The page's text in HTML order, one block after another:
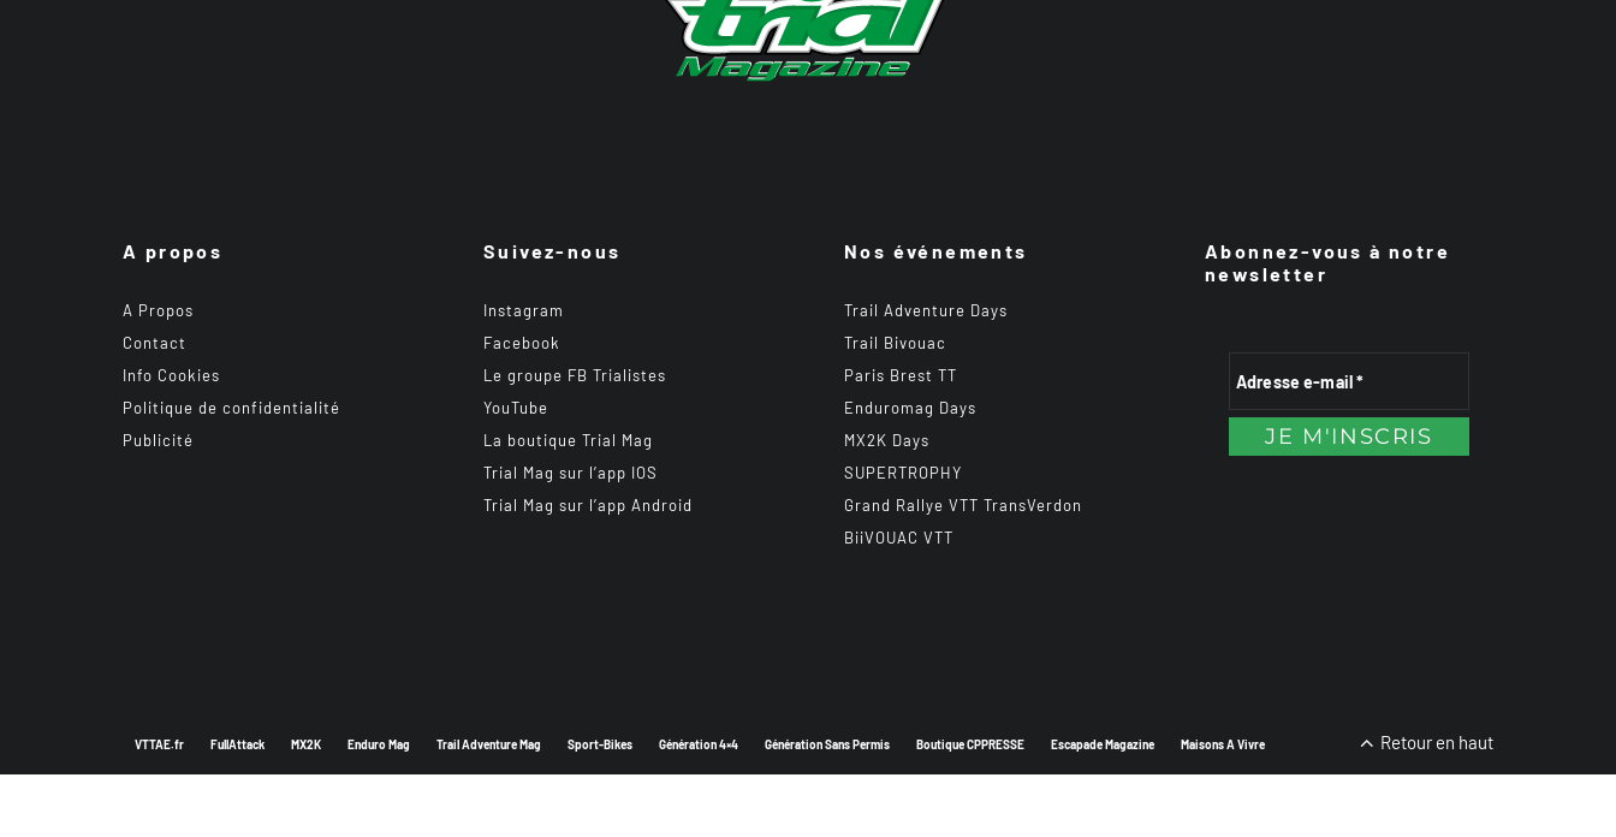
A propos
A Propos
Contact
Info Cookies
Politique de confidentialité
Publicité
Suivez-nous
Instagram
Facebook
Le groupe FB Trialistes
YouTube
La boutique Trial Mag
Trial Mag sur l’app IOS
Trial Mag sur l’app Android
Nos événements
Trail Adventure Days
Trail Bivouac
Paris Brest TT
Enduromag Days
MX2K Days
SUPERTROPHY
Grand Rallye VTT TransVerdon
BiiVOUAC VTT
Abonnez-vous à notre
newsletter
VTTAE.fr FullAttack MX2K Enduro Mag Trail Adventure Mag Sport-Bikes Génération 4×4 Génération Sans Permis Boutique CPPRESSE Escapade Magazine Maisons A Vivre Retour en haut